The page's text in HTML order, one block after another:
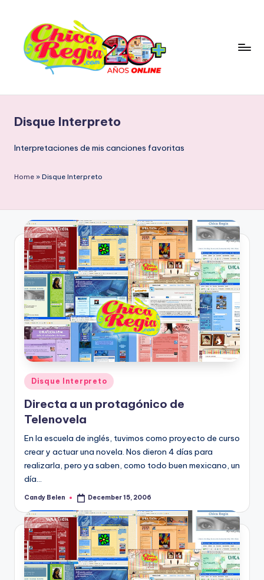
content
i
c
e
g
a
&
Cultura
con
Disque Interpreto
Interpretaciones de mis canciones favoritas
Home » Disque Interpreto
Posted
in
Disque Interpreto
Directa a un protagónico de
Telenovela
En la escuela de inglés, tuvimos como proyecto de curso
crear y actuar una novela. Nos dieron 4 dí­as para
realizarla, pero ya saben, como todo buen mexicano, un
dí­a…
Posted
Candy Belen December 15, 2006